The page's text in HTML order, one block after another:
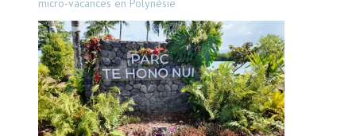
micro-vacances en Polynésie